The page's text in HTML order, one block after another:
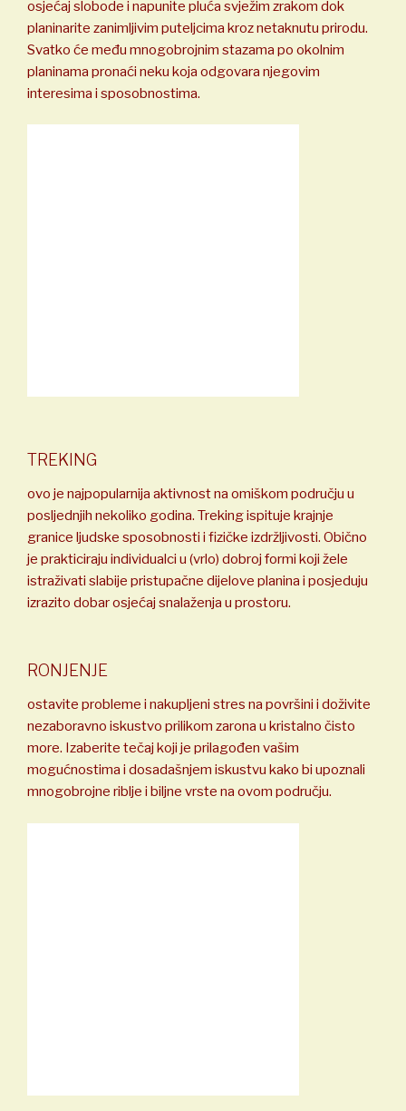
osjećaj slobode i napunite pluća svježim zrakom dok
planinarite zanimljivim puteljcima kroz netaknutu prirodu.
Svatko će među mnogobrojnim stazama po okolnim
planinama pronaći neku koja odgovara njegovim
interesima i sposobnostima.
TREKING
ovo je najpopularnija aktivnost na omiškom području u
posljednjih nekoliko godina. Treking ispituje krajnje
granice ljudske sposobnosti i fizičke izdržljivosti. Obično
je prakticiraju individualci u (vrlo) dobroj formi koji žele
istraživati slabije pristupačne dijelove planina i posjeduju
izrazito dobar osjećaj snalaženja u prostoru.
RONJENJE
ostavite probleme i nakupljeni stres na površini i doživite
nezaboravno iskustvo prilikom zarona u kristalno čisto
more. Izaberite tečaj koji je prilagođen vašim
mogućnostima i dosadašnjem iskustvu kako bi upoznali
mnogobrojne riblje i biljne vrste na ovom području.